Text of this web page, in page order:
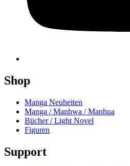
Shop
Manga Neuheiten
Manga / Manhwa / Manhua
Bücher / Light Novel
Figuren
Support